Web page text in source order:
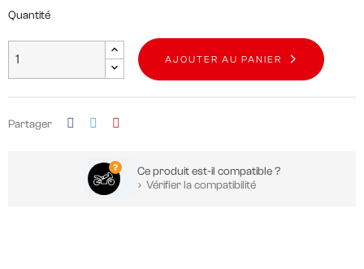
Quantité
AJOUTER AU PANIER
Partager
Ce produit est-il compatible ?
Vérifier la compatibilité